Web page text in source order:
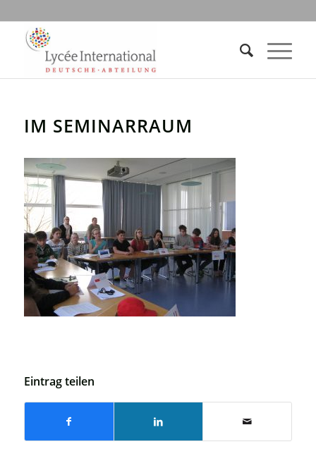
IM SEMINARRAUM
Eintrag teilen